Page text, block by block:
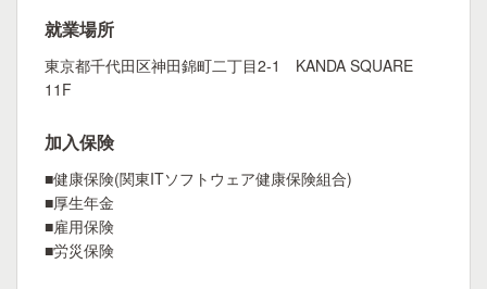
就業場所
東京都千代田区神田錦町二丁目2-1 KANDA SQUARE
11F
加入保険
■健康保険(関東ITソフトウェア健康保険組合)
■厚生年金
■雇用保険
■労災保険